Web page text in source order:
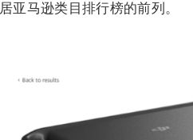
居亚马逊类目排行榜的前列。